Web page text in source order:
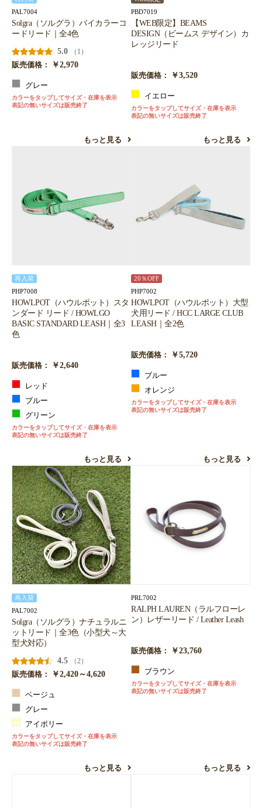
PAL7004
Solgra（ソルグラ）バイカラーコ
ードリード｜全4色
5.0
（1）
販売価格：
￥2,970
グレー
カラーをタップしてサイズ・在庫を表示
表記の無いサイズは販売終了
もっと見る
PBD7019
【WEB限定】BEAMS
DESIGN（ビームス デザイン）カ
レッジリード
販売価格： ￥3,520
イエロー
カラーをタップしてサイズ・在庫を表示
表記の無いサイズは販売終了
もっと見る
再入荷
PHP7008
HOWLPOT（ハウルポット）スタ
ンダード リード / HOWLGO
BASIC STANDARD LEASH｜全3
色
販売価格： ￥2,640
レッド
ブルー
グリーン
カラーをタップしてサイズ・在庫を表示
表記の無いサイズは販売終了
もっと見る
20％OFF
PHP7002
HOWLPOT（ハウルポット）大型
犬用リード / HCC LARGE CLUB
LEASH｜全2色
販売価格： ￥5,720
ブルー
オレンジ
カラーをタップしてサイズ・在庫を表示
表記の無いサイズは販売終了
もっと見る
再入荷
PAL7002
Solgra（ソルグラ）ナチュラルニ
ットリード｜全3色（小型犬～大
型犬対応）
4.5
（2）
販売価格：
￥2,420～4,620
ベージュ
グレー
アイボリー
カラーをタップしてサイズ・在庫を表示
表記の無いサイズは販売終了
もっと見る
PRL7002
RALPH LAUREN（ラルフローレ
ン）レザーリード / Leather Leash
販売価格： ￥23,760
ブラウン
カラーをタップしてサイズ・在庫を表示
表記の無いサイズは販売終了
もっと見る